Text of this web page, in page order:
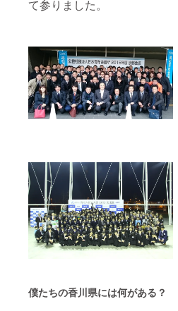
て参りました。
僕たちの香川県には何がある？